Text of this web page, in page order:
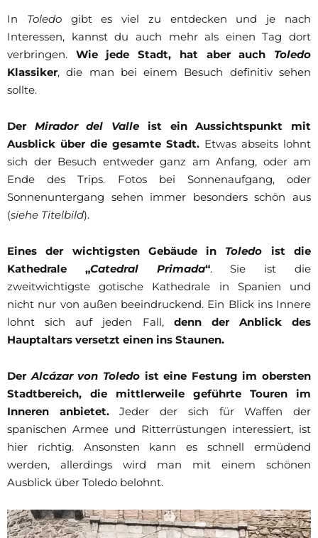
In Toledogibt es viel zu entdecken und je nach
Interessen, kannst du auch mehr als einen Tag dort
verbringen. Wie jede Stadt, hat aber auch Toledo
Klassiker, die man bei einem Besuch definitiv sehen
sollte.
Der Mirador del Valle ist ein Aussichtspunkt mit
Ausblick über die gesamte Stadt. Etwas abseits lohnt
sich der Besuch entweder ganz am Anfang, oder am
Ende des Trips. Fotos bei Sonnenaufgang, oder
Sonnenuntergang sehen immer besonders schön aus
(siehe Titelbild).
Eines der wichtigsten Gebäude in Toledo ist die
Kathedrale „Catedral Primada“. Sie ist die
zweitwichtigste gotische Kathedrale in Spanien und
nicht nur von außen beeindruckend. Ein Blick ins Innere
lohnt sich auf jeden Fall, denn der Anblick des
Hauptaltars versetzt einen ins Staunen.
DerAlcázar von Toledoist eine Festung im obersten
Stadtbereich, die mittlerweile geführte Touren im
Inneren anbietet.Jeder der sich für Waffen der
spanischen Armee und Ritterrüstungen interessiert, ist
hier richtig. Ansonsten kann es schnell ermüdend
werden, allerdings wird man mit einem schönen
Ausblick über Toledo belohnt.